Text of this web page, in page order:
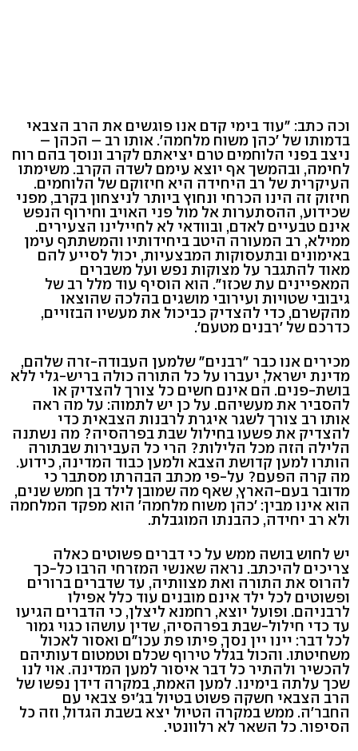
וכה כתב: "עוד בימי קדם אנו פוגשים את הרב הצבאי
בדמותו של 'כהן משוח מלחמה'. אותו רב – הכהן –
ניצב בפני הלוחמים טרם יציאתם לקרב ונוסך בהם רוח
לחימה, ובהמשך אף יוצא עימם לשדה הקרב. משימתו
העיקרית של רב היחידה היא חיזוקם של הלוחמים.
חיזוק זה הינו הכרחי ונחוץ ביותר לניצחון בקרב, מפני
שכידוע, ההסתערות אל מול פני האויב וחירוף הנפש
אינם טבעיים לאדם, ובוודאי לא לחיילינו הצעירים.
ממילא, רב המעורה היטב ביחידותיו והמשתתף עימן
באימונים ובתעסוקות המבצעיות, יכול לסייע להם
מאוד להתגבר על מצוקות נפש ועל משברים
המאפיינים עת שכזו". הוא הוסיף עוד מלל רב של
גיבובי שטויות ועירובי מושגים בהלכה שהוצאו
מהקשרם, כדי להצדיק כביכול את מעשיו הבזויים,
כדרכם של 'רבנים מטעם'.
מכירים אנו כבר "רבנים" שלמען העבודה-זרה שלהם,
מדינת ישראל, יעברו על כל התורה כולה בריש-גלי ללא
בושת-פנים. הם אינם חשים כל צורך להצדיק או
להסביר את מעשיהם. על כן יש לתמוה: על מה ראה
אותו רב צורך לשגר איגרת לרבנות הצבאית כדי
להצדיק את פשעו בחילול שבת בפרהסיה? מה נשתנה
הלילה הזה מכל הלילות? הרי כל העבירות שבתורה
הותרו למען קדושת הצבא ולמען כבוד המדינה, כידוע.
מה קרה הפעם? על-פי מכתב הבהרתו מסתבר כי
מדובר בעם-הארץ, שאף מה שמובן לילד בן חמש שנים,
הוא אינו מבין: 'כהן משוח מלחמה' הוא מפקד המלחמה
ולא רב יחידה, כהבנתו המוגבלת.
יש לחוש בושה ממש על כי דברים פשוטים כאלה
צריכים להיכתב. נראה שאנשי המזרחי הרבו כל-כך
להרוס את התורה ואת מצוותיה, עד שדברים ברורים
ופשוטים לכל ילד אינם מובנים עוד כלל אפילו
לרבניהם. ופועל יוצא, רחמנא ליצלן, כי הדברים הגיעו
עד כדי חילול-שבת בפרהסיה, שדין עושהו כגוי גמור
לכל דבר: יינו יין נסך, פיתו פת עכו"ם ואסור לאכול
משחיטתו. והכול בגלל טירוף שכלם וטמטום דעותיהם
להכשיר ולהתיר כל דבר איסור למען המדינה. אוי לנו
שכך עלתה בימינו. למען האמת, במקרה דידן נפשו של
הרב הצבאי חשקה פשוט בטיול בג'יפ צבאי עם
החבר'ה. ממש במקרה הטיול יצא בשבת הגדול, וזה כל
הסיפור. כל השאר לא רלוונטי.